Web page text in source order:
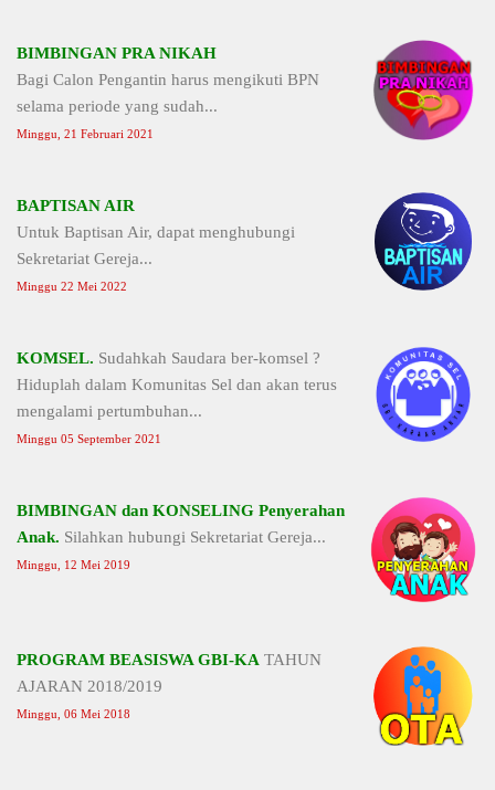
BIMBINGAN PRA NIKAH
Bagi Calon Pengantin harus mengikuti BPN
selama periode yang sudah...
Minggu, 21 Februari 2021
BAPTISAN AIR
Untuk Baptisan Air, dapat menghubungi
Sekretariat Gereja...
Minggu 22 Mei 2022
KOMSEL. Sudahkah Saudara ber-komsel ?
Hiduplah dalam Komunitas Sel dan akan terus
mengalami pertumbuhan...
Minggu 05 September 2021
BIMBINGAN dan KONSELING Penyerahan
Anak. Silahkan hubungi Sekretariat Gereja...
Minggu, 12 Mei 2019
PROGRAM BEASISWA GBI-KA TAHUN
AJARAN 2018/2019
Minggu, 06 Mei 2018